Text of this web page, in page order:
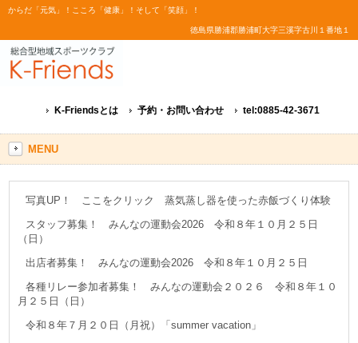
からだ「元気」！こころ「健康」！そして「笑顔」！
徳島県勝浦郡勝浦町大字三溪字古川１番地１
K-Friendsとは 予約・お問い合わせ tel:0885-42-3671
MENU
写真UP！ ここをクリック 蒸気蒸し器を使った赤飯づくり体験
スタッフ募集！ みんなの運動会2026 令和８年１０月２５日
（日）
出店者募集！ みんなの運動会2026 令和８年１０月２５日
各種リレー参加者募集！ みんなの運動会２０２６ 令和８年１０
月２５日（日）
令和８年７月２０日（月祝）「summer vacation」